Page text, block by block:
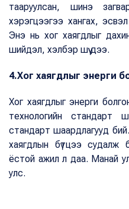
тааруулсан, шинэ
хэрэгцээгээ хангах,
Энэ нь хог хаягдлыг
шийдэл, хэлбэр шүү дээ.
4.Хог хаягдлыг энерги
Хог хаягдлыг энерги
технологийн стандарт
стандарт шаардлагууд
хаягдлын бүтцээ судалж
ёстой ажил л даа. Манай
улс.